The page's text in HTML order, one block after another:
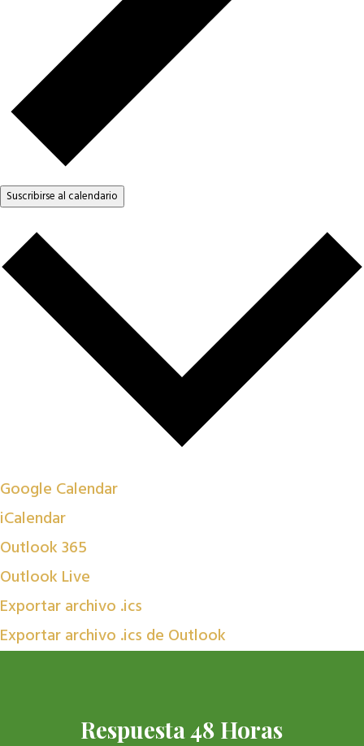
Suscribirse al calendario
Google Calendar
iCalendar
Outlook 365
Outlook Live
Exportar archivo .ics
Exportar archivo .ics de Outlook
Respuesta 48 Horas